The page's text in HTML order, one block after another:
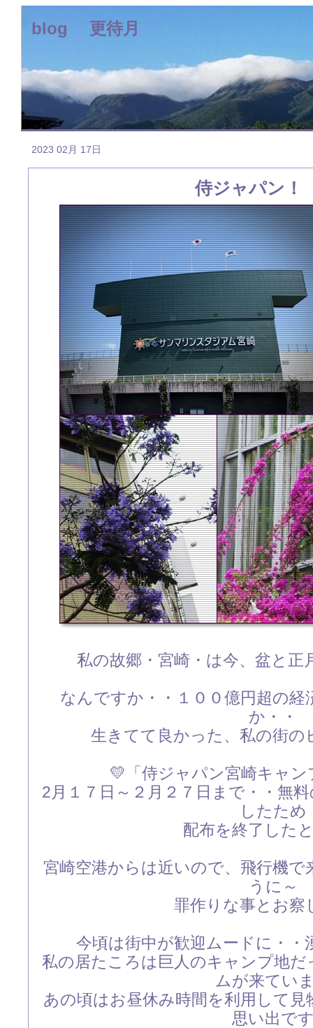
blog 更待月
2023 02月 17日
侍ジャパン！
私の故郷・宮崎・は今、盆と正
なんですか・・１００億円超の
か・・
生きてて良かった、私の街の
💛「侍ジャパン宮崎キャ
2月１７日～２月２７日まで・・無
したため
配布を終了した
宮崎空港からは近いので、飛行機
うに～
罪作りな事とお察
今頃は街中が歓迎ムードに・
私の居たころは巨人のキャンプ地
ムが来てい
あの頃はお昼休み時間を利用して
思い出で